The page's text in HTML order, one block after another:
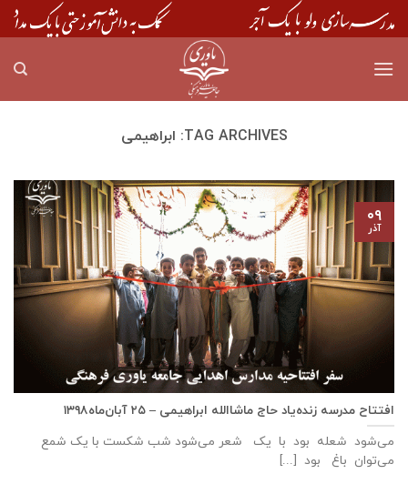
Skip
to
TAG ARCHIVES: ابراهیمی
افتتاح مدرسه زنده‌یاد حاج ماشاالله ابراهیمی – ۲۵ آبان‌ماه۱۳۹۸
می‌شود شعله بود با یک شعر می‌شود شب شکست با یک شمع
می‌توان باغ بود [...]
۰۹
آذر